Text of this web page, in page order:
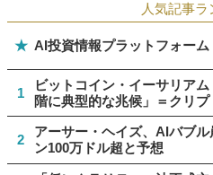
人気記事ラ
★ AI投資情報プラットフォー
1
ビットコイン・イーサリア
階に典型的な兆候」＝クリプ
2
アーサー・ヘイズ、AIバブ
ン100万ドル超と予想